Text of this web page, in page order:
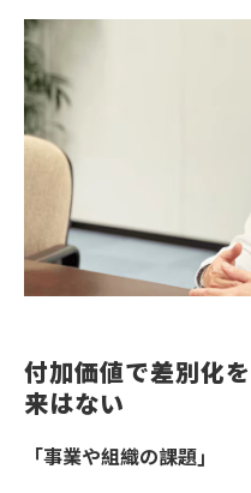
付加価値で差別化
来はない
「事業や組織の課題」